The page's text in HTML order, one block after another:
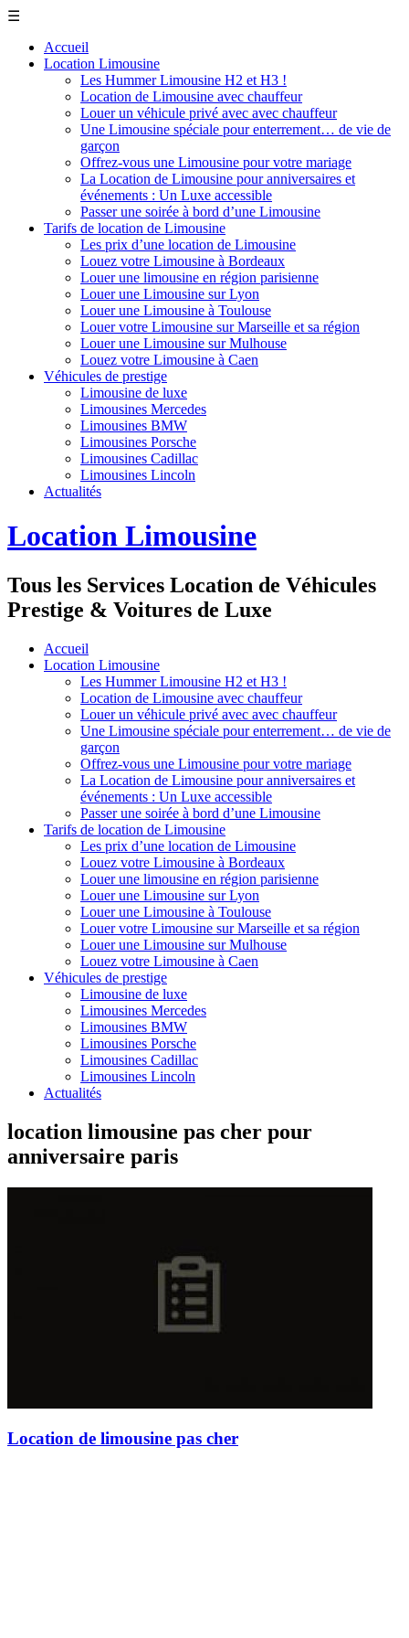
☰
Accueil
Location Limousine
Les Hummer Limousine H2 et H3 !
Location de Limousine avec chauffeur
Louer un véhicule privé avec avec chauffeur
Une Limousine spéciale pour enterrement… de vie de
garçon
Offrez-vous une Limousine pour votre mariage
La Location de Limousine pour anniversaires et
événements : Un Luxe accessible
Passer une soirée à bord d’une Limousine
Tarifs de location de Limousine
Les prix d’une location de Limousine
Louez votre Limousine à Bordeaux
Louer une limousine en région parisienne
Louer une Limousine sur Lyon
Louer une Limousine à Toulouse
Louer votre Limousine sur Marseille et sa région
Louer une Limousine sur Mulhouse
Louez votre Limousine à Caen
Véhicules de prestige
Limousine de luxe
Limousines Mercedes
Limousines BMW
Limousines Porsche
Limousines Cadillac
Limousines Lincoln
Actualités
Location Limousine
Tous les Services Location de Véhicules
Prestige & Voitures de Luxe
Accueil
Location Limousine
Les Hummer Limousine H2 et H3 !
Location de Limousine avec chauffeur
Louer un véhicule privé avec avec chauffeur
Une Limousine spéciale pour enterrement… de vie de
garçon
Offrez-vous une Limousine pour votre mariage
La Location de Limousine pour anniversaires et
événements : Un Luxe accessible
Passer une soirée à bord d’une Limousine
Tarifs de location de Limousine
Les prix d’une location de Limousine
Louez votre Limousine à Bordeaux
Louer une limousine en région parisienne
Louer une Limousine sur Lyon
Louer une Limousine à Toulouse
Louer votre Limousine sur Marseille et sa région
Louer une Limousine sur Mulhouse
Louez votre Limousine à Caen
Véhicules de prestige
Limousine de luxe
Limousines Mercedes
Limousines BMW
Limousines Porsche
Limousines Cadillac
Limousines Lincoln
Actualités
location limousine pas cher pour
anniversaire paris
Location de limousine pas cher